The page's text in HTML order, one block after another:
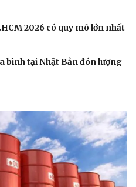
2026 có quy mô lớn nhất
bình tại Nhật Bản đón lượng